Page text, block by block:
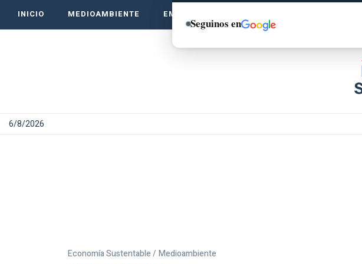
INICIO MEDIOAMBIENTE EMPRENDE VERDE
6/8/2026
Economía Sustentable / Medioambiente
Seguinos en